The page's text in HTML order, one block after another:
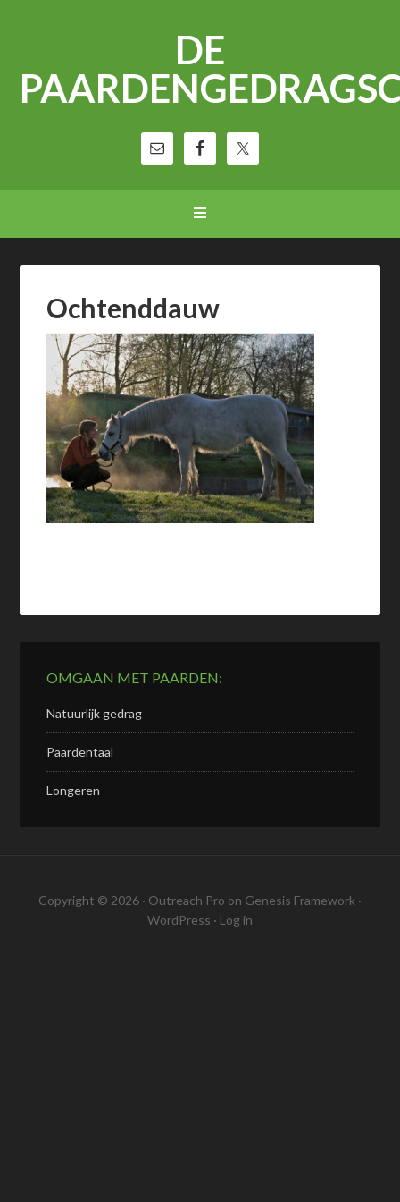
DE
Ochtenddauw
OMGAAN MET PAARDEN:
Natuurlijk gedrag
Paardentaal
Longeren
Copyright © 2026 · Outreach Pro on Genesis Framework ·
WordPress · Log in